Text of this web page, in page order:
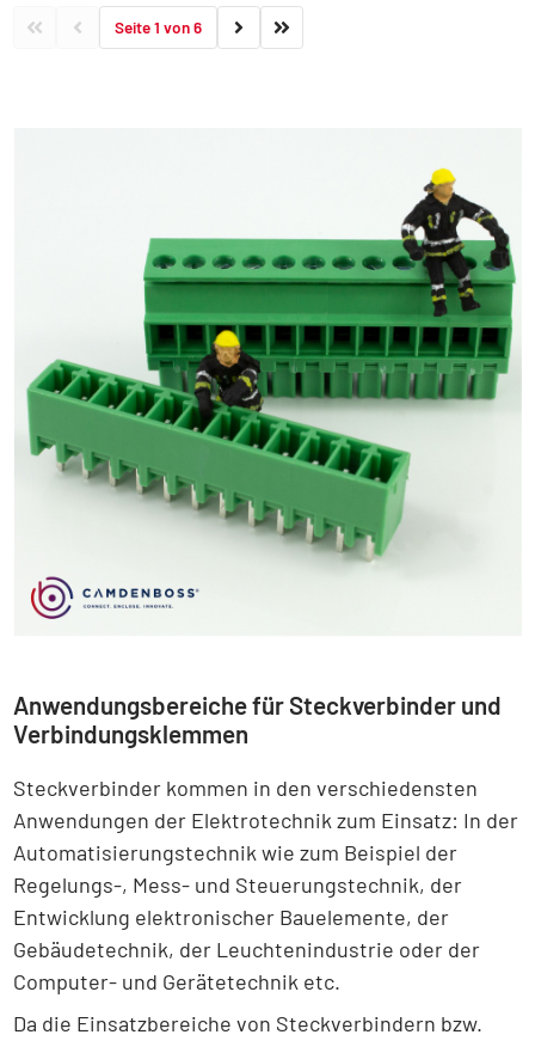
Seite 1 von 6
Anwendungsbereiche für Steckverbinder und
Verbindungsklemmen
Steckverbinder kommen in den verschiedensten
Anwendungen der Elektrotechnik zum Einsatz: In der
Automatisierungstechnik wie zum Beispiel der
Regelungs-, Mess- und Steuerungstechnik, der
Entwicklung elektronischer Bauelemente, der
Gebäudetechnik, der Leuchtenindustrie oder der
Computer- und Gerätetechnik etc.
Da die Einsatzbereiche von Steckverbindern bzw.